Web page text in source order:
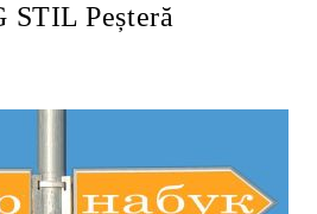
STIL Peșteră